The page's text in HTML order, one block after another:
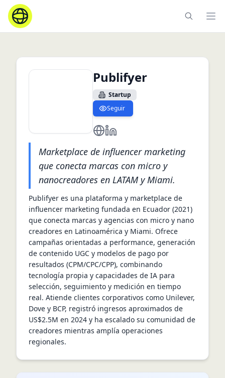
Publifyer
Startup
Seguir
https://www.publifyer.com/en/
https://ec.linkedin.com/
Marketplace de influencer marketing
que conecta marcas con micro y
nanocreadores en LATAM y Miami.
Publifyer es una plataforma y marketplace de
influencer marketing fundada en Ecuador (2021)
que conecta marcas y agencias con micro y nano
creadores en Latinoamérica y Miami. Ofrece
campañas orientadas a performance, generación
de contenido UGC y modelos de pago por
resultados (CPM/CPC/CPP), combinando
tecnología propia y capacidades de IA para
selección, seguimiento y medición en tiempo
real. Atiende clientes corporativos como Unilever,
Dove y BCP, registró ingresos aproximados de
US$2.5M en 2024 y ha escalado su comunidad de
creadores mientras amplía operaciones
regionales.